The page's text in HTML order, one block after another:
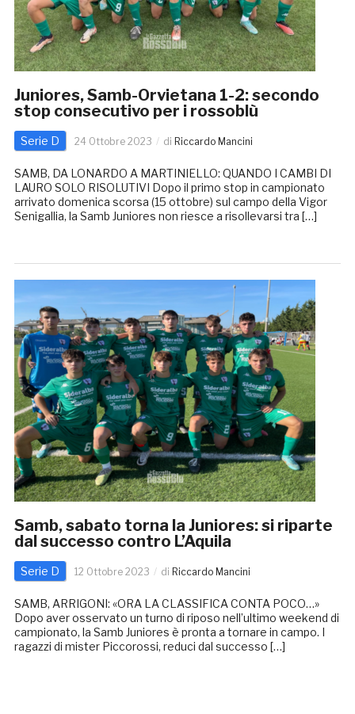
Juniores, Samb-Orvietana 1-2: secondo
stop consecutivo per i rossoblù
Serie D 24 Ottobre 2023 di Riccardo Mancini
SAMB, DA LONARDO A MARTINIELLO: QUANDO I CAMBI DI
LAURO SOLO RISOLUTIVI Dopo il primo stop in campionato
arrivato domenica scorsa (15 ottobre) sul campo della Vigor
Senigallia, la Samb Juniores non riesce a risollevarsi tra […]
Samb, sabato torna la Juniores: si riparte
dal successo contro L’Aquila
Serie D 12 Ottobre 2023 di Riccardo Mancini
SAMB, ARRIGONI: «ORA LA CLASSIFICA CONTA POCO…»
Dopo aver osservato un turno di riposo nell’ultimo weekend di
campionato, la Samb Juniores è pronta a tornare in campo. I
ragazzi di mister Piccorossi, reduci dal successo […]